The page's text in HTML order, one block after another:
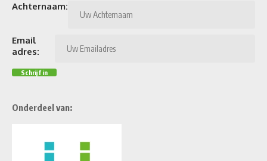
Achternaam:
Email
adres:
Onderdeel van: